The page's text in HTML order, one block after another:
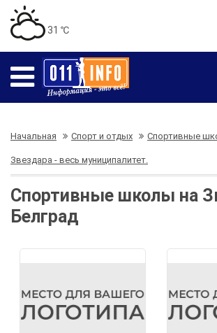
31 ℃
Начальная Спорт и отдых Спортивные
Звездара - весь муниципалитет.
Спортивные школы на
Белград